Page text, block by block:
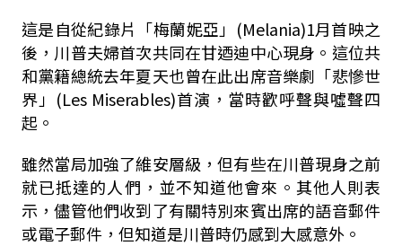
這是自從紀錄片「梅蘭妮亞」(Melania)1月首映之
後，川普夫婦首次共同在甘迺迪中心現身。這位共
和黨籍總統去年夏天也曾在此出席音樂劇「悲慘世
界」(Les Miserables)首演，當時歡呼聲與噓聲四
起。
雖然當局加強了維安層級，但有些在川普現身之前
就已抵達的人們，並不知道他會來。其他人則表
示，儘管他們收到了有關特別來賓出席的語音郵件
或電子郵件，但知道是川普時仍感到大感意外。